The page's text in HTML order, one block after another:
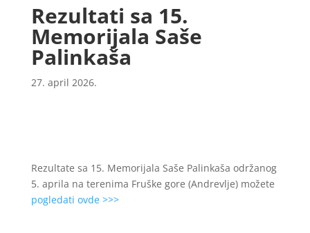
Rezultati sa 15.
Memorijala Saše
Palinkaša
27. april 2026.
Rezultate sa 15. Memorijala Saše Palinkaša održanog
5. aprila na terenima Fruške gore (Andrevlje) možete
pogledati ovde >>>